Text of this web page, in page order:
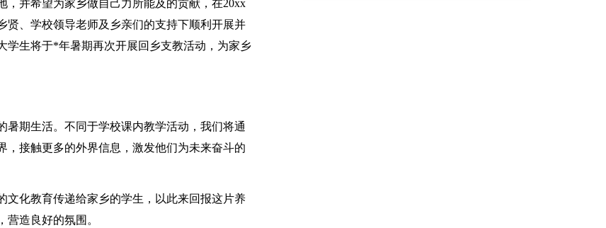
并希望为家乡做自己力所能及的贡献，在20xx
贤、学校领导老师及乡亲们的支持下顺利开展并
学生将于*年暑期再次开展回乡支教活动，为家乡
期生活。不同于学校课内教学活动，我们将通
接触更多的外界信息，激发他们为未来奋斗的
文化教育传递给家乡的学生，以此来回报这片养
造良好的氛围。